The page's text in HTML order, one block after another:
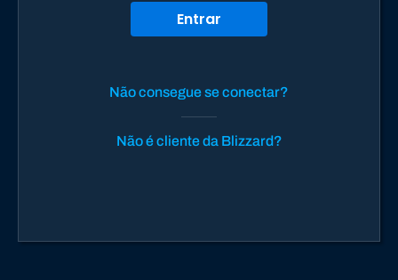
Entrar
Não consegue se conectar?
Não é cliente da Blizzard?